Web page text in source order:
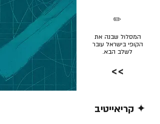
המסלול שבנה את
הקופי בישראל עובר
לשלב הבא.
✏️
>>
✦ קריאייטיב